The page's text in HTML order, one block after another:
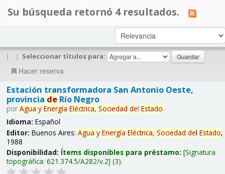
Su búsqueda retornó 4 resultados.
| | Seleccionar títulos para:
Hacer reserva
Estación transformadora San Antonio Oeste,
provincia deRío Negro
por Agua y Energía Eléctrica, Sociedad del Estado.
Idioma: Español
Editor: Buenos Aires: Agua y Energía Eléctrica, Sociedad del Estado,
1988
Disponibilidad: Ítems disponibles para préstamo: Signatura
topográfica: 621.374.5/A282/v.2 (3).